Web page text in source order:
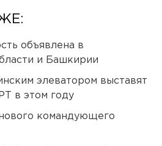
объявлена в
и Башкирии
элеватором выставят
в этом году
нового командующего